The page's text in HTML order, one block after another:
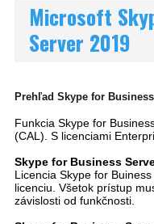
Microsoft
Server 2019
Prehľad Skype for
Funkcia Skype for
(CAL). S licenciami
Skype for Business
Licencia Skype for
licenciu. Všetok prístup
závislosti od funkčnosti.